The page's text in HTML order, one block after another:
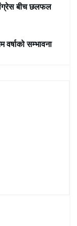
बीच छलफल
सम्भावना